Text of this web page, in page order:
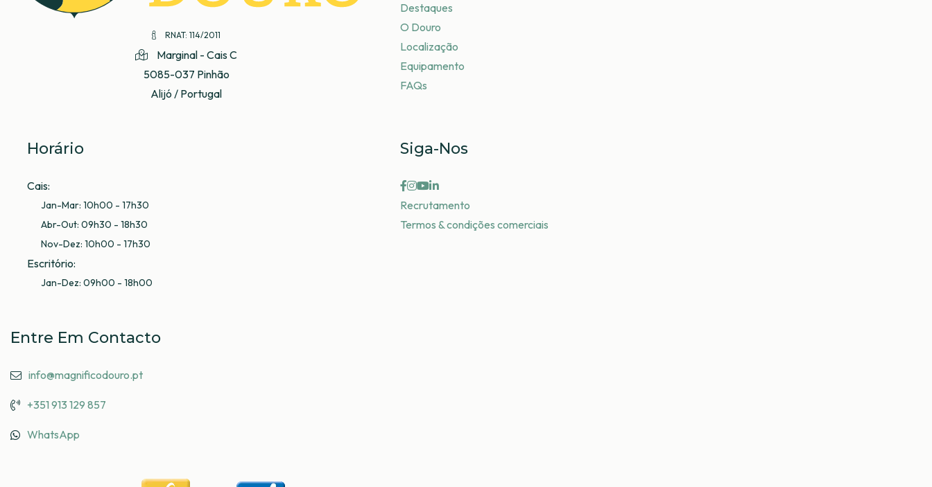
RNAT: 114/2011
Marginal - Cais C
5085-037 Pinhão
Alijó / Portugal
Destaques
O Douro
Localização
Equipamento
FAQs
Horário
Cais:
Jan-Mar: 10h00 - 17h30
Abr-Out: 09h30 - 18h30
Nov-Dez: 10h00 - 17h30
Escritório:
Jan-Dez: 09h00 - 18h00
Siga-Nos
Recrutamento
Termos & condições comerciais
Entre Em Contacto
info@magnificodouro.pt
+351 913 129 857
WhatsApp